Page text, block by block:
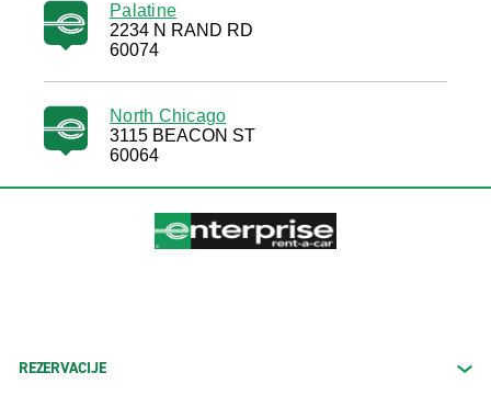
Palatine
2234 N RAND RD
60074
North Chicago
3115 BEACON ST
60064
REZERVACIJE